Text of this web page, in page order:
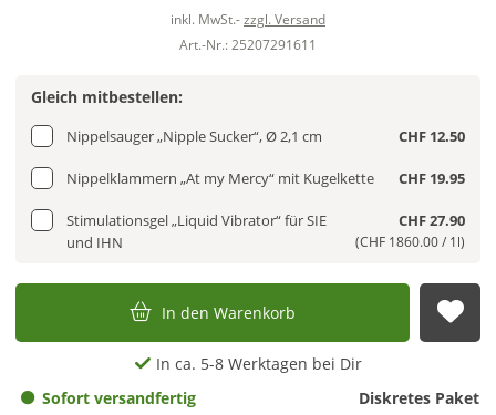
inkl. MwSt.-zzgl. Versand
Art.-Nr.: 25207291611
Gleich mitbestellen:
Nippelsauger „Nipple Sucker“, Ø 2,1 cm CHF 12.50
Nippelklammern „At my Mercy“ mit Kugelkette CHF 19.95
Stimulationsgel „Liquid Vibrator“ für SIE
und IHN
CHF 27.90
(CHF 1860.00 / 1l)
In den Warenkorb
In ca. 5-8 Werktagen bei Dir
Sofort versandfertig
Diskretes Paket